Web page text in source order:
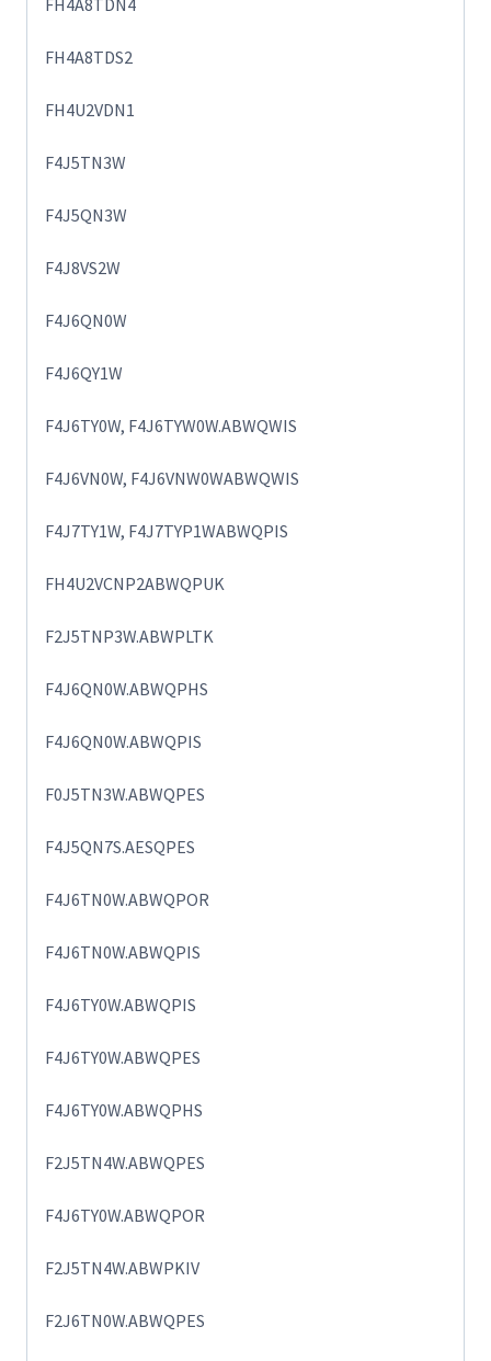
FH4A8TDN4
FH4A8TDS2
FH4U2VDN1
F4J5TN3W
F4J5QN3W
F4J8VS2W
F4J6QN0W
F4J6QY1W
F4J6TY0W, F4J6TYW0W.ABWQWIS
F4J6VN0W, F4J6VNW0WABWQWIS
F4J7TY1W, F4J7TYP1WABWQPIS
FH4U2VCNP2ABWQPUK
F2J5TNP3W.ABWPLTK
F4J6QN0W.ABWQPHS
F4J6QN0W.ABWQPIS
F0J5TN3W.ABWQPES
F4J5QN7S.AESQPES
F4J6TN0W.ABWQPOR
F4J6TN0W.ABWQPIS
F4J6TY0W.ABWQPIS
F4J6TY0W.ABWQPES
F4J6TY0W.ABWQPHS
F2J5TN4W.ABWQPES
F4J6TY0W.ABWQPOR
F2J5TN4W.ABWPKIV
F2J6TN0W.ABWQPES